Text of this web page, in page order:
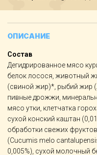
ОПИСАНИЕ
Состав
Дегидрированное мясо
белок лосося, животный
(свиной жир)*, рыбий жир
пивные дрожжи,
мясо утки, клетчатка
сухой конский каштан
обработки свежих
(Cucumis melo
0,005%), сухой молочный